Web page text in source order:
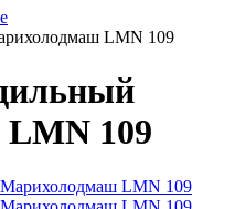
LMN 109
109